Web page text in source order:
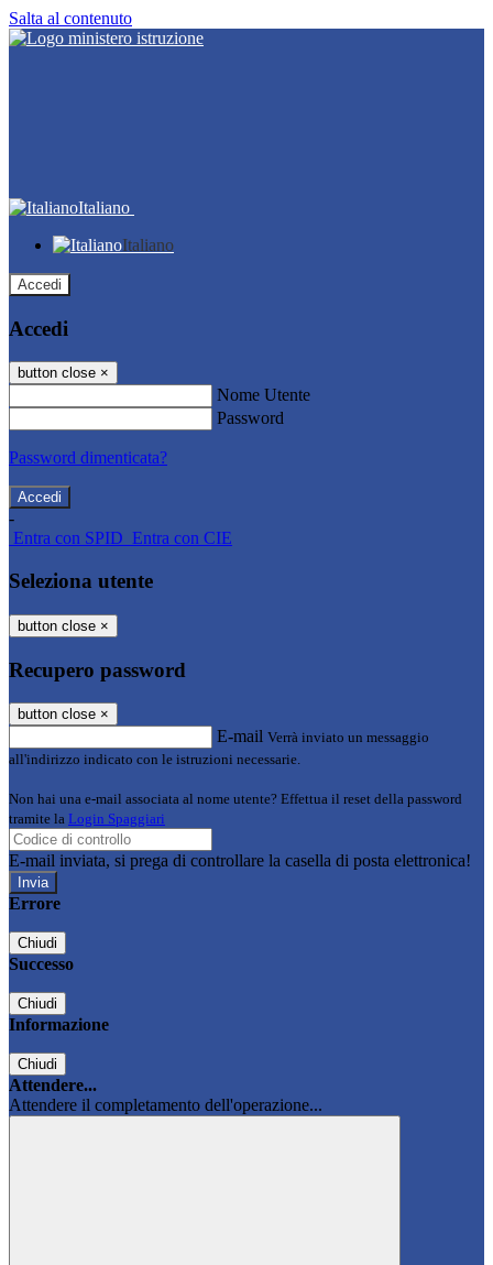
Salta al contenuto
Italiano
Italiano
Accedi
Accedi
button close ×
Nome Utente
Password
Password dimenticata?
-
Entra con SPID Entra con CIE
Seleziona utente
button close ×
Recupero password
button close ×
E-mail Verrà inviato un messaggio
all'indirizzo indicato con le istruzioni necessarie.
Non hai una e-mail associata al nome utente? Effettua il reset della password
tramite la Login Spaggiari
E-mail inviata, si prega di controllare la casella di posta elettronica!
Errore
Chiudi
Successo
Chiudi
Informazione
Chiudi
Attendere...
Attendere il completamento dell'operazione...